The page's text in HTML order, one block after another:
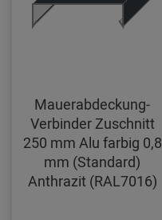
Mauerabdeckung-
Verbinder Zuschnitt
250 mm Alu farbig 0,8
mm (Standard)
Anthrazit (RAL7016)